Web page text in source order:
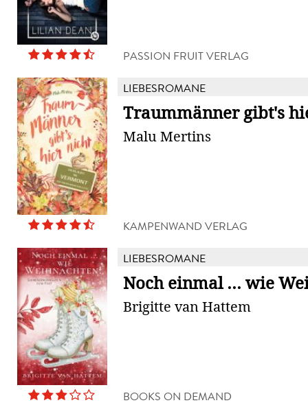
PASSION FRUIT VERLAG
LIEBESROMANE
Traummänner gibt's
Malu Mertins
KAMPENWAND VERLAG
LIEBESROMANE
Noch einmal ... wie
Brigitte van Hattem
BOOKS ON DEMAND